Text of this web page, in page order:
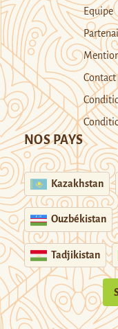
Equipe
Contact
NOS PAYS
Kazakhstan
Ouzbékistan
Tadjikistan